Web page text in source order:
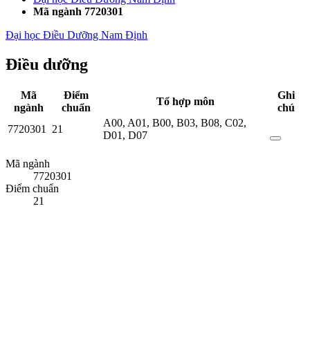
Mã ngành 7720301
Đại học Điều Dưỡng Nam Định
Điều dưỡng
Mã
ngành
Điểm
chuẩn
Tổ hợp môn
Ghi
chú
7720301 21
A00, A01, B00, B03, B08, C02,
D01, D07
Mã ngành
7720301
Điểm chuẩn
21